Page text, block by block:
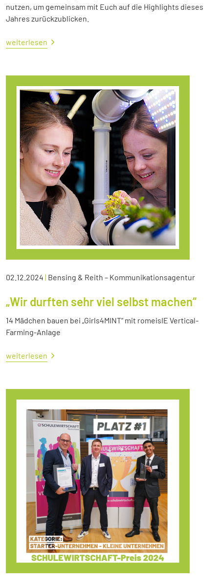
nutzen, um gemeinsam mit Euch auf die Highlights dieses
Jahres zurückzublicken.
weiterlesen
02.12.2024 | Bensing & Reith – Kommunikationsagentur
„Wir durften sehr viel selbst machen“
14 Mädchen bauen bei „Girls4MINT“ mit romeisIE Vertical-
Farming-Anlage
weiterlesen